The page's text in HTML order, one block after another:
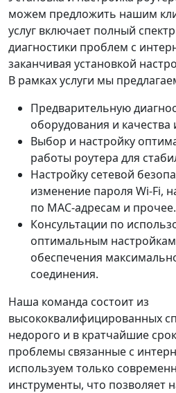
можем предложить нашим
услуг включает полный
диагностики проблем с
заканчивая установкой
В рамках услуги мы
Предварительную
оборудования и
Выбор и настройку
работы роутера для
Настройку сетевой
изменение пароля Wi-Fi,
по MAC-адресам и прочее.
Консультации по
оптимальным
обеспечения
соединения.
Наша команда состоит из
высококвалифицированных
недорого и в кратчайшие
проблемы связанные с
используем только
инструменты, что позволяет